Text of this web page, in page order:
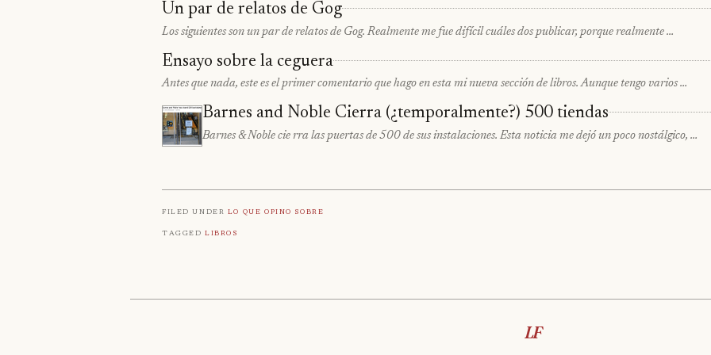
Un par de relatos de Gog
Los siguientes son un par de relatos de Gog. Realmente me fue difícil cuáles dos publicar, porque realmente …
Ensayo sobre la ceguera
Antes que nada, este es el primer comentario que hago en esta mi nueva sección de libros. Aunque tengo varios …
Barnes and Noble Cierra (¿temporalmente?) 500 tiendas
Barnes & Noble cie rra las puertas de 500 de sus instalaciones. Esta noticia me dejó un poco nostálgico, …
Filed under Lo que opino sobre
TaggedLibros
LF